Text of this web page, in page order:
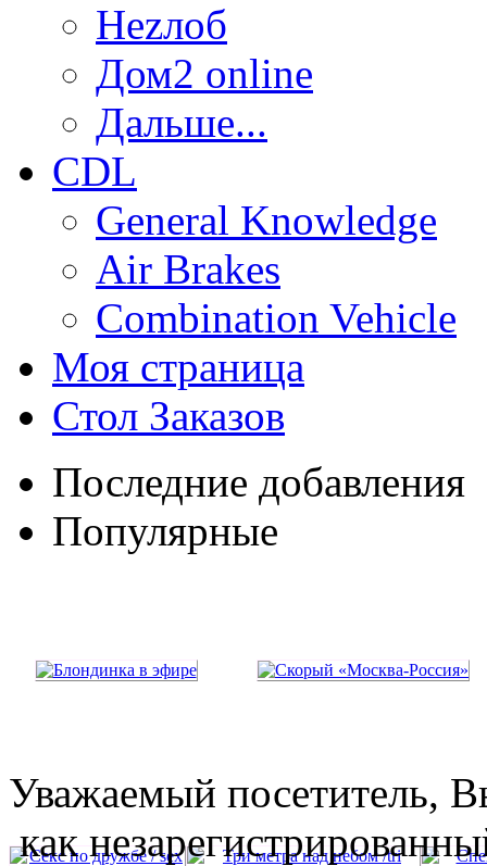
Неzлоб
Дом2 online
Дальше...
CDL
General Knowledge
Air Brakes
Combination Vehicle
Моя страница
Стол Заказов
Последние добавления
Популярные
Уважаемый посетитель,
как